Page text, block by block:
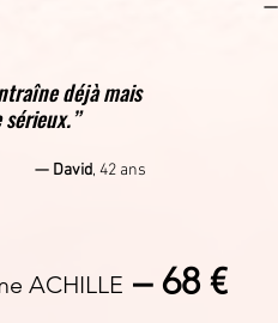
—
déjà mais
— David, 42 ans
ACHILLE – 68 €